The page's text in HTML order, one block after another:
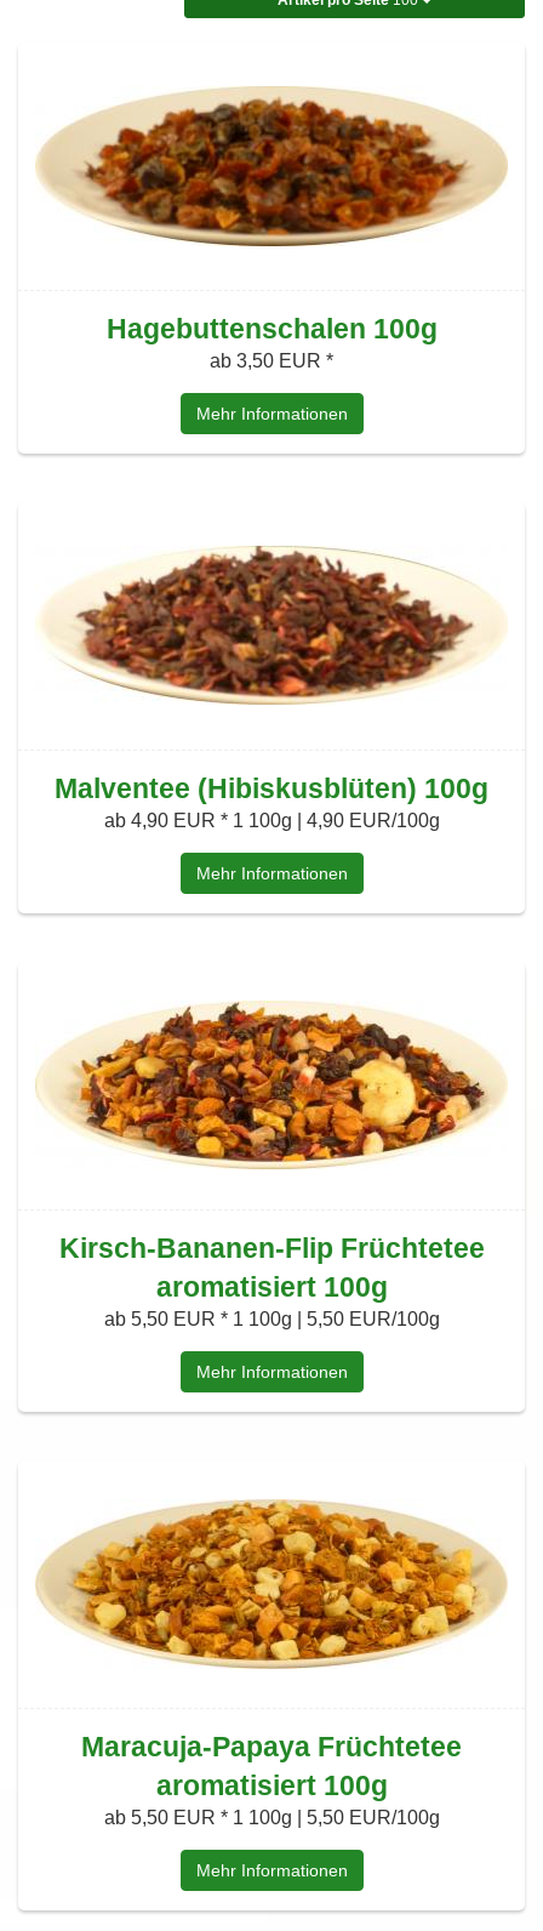
Hagebuttenschalen 100g
ab 3,50 EUR *
Mehr Informationen
Malventee (Hibiskusblüten) 100g
ab 4,90 EUR * 1 100g | 4,90 EUR/100g
Mehr Informationen
Kirsch-Bananen-Flip Früchtetee
aromatisiert 100g
ab 5,50 EUR * 1 100g | 5,50 EUR/100g
Mehr Informationen
Maracuja-Papaya Früchtetee
aromatisiert 100g
ab 5,50 EUR * 1 100g | 5,50 EUR/100g
Mehr Informationen